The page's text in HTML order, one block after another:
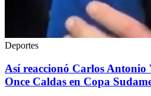
Deportes
Así reaccionó Carlos Antonio
Once Caldas en Copa